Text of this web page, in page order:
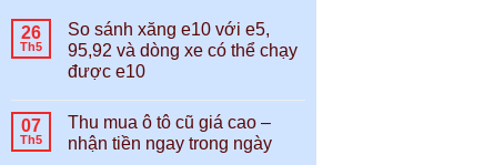
26
Th5
So sánh xăng e10 với e5,
95,92 và dòng xe có thể chạy
được e10
bình
luận
ở
07
Th5
Thu mua ô tô cũ giá cao –
nhận tiền ngay trong ngày